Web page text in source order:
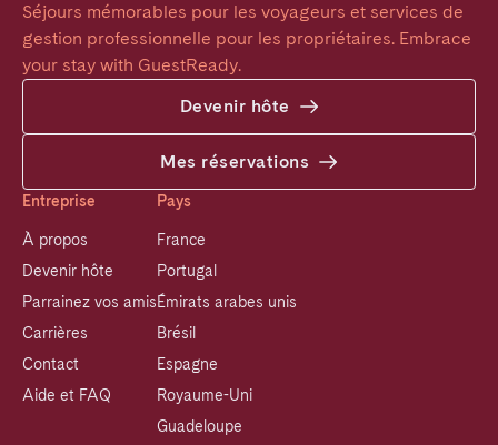
Séjours mémorables pour les voyageurs et services de
gestion professionnelle pour les propriétaires. Embrace
your stay with GuestReady.
Devenir hôte
Mes réservations
Entreprise
À propos
Devenir hôte
Parrainez vos amis
Carrières
Contact
Aide et FAQ
Pays
France
Portugal
Émirats arabes unis
Brésil
Espagne
Royaume-Uni
Guadeloupe